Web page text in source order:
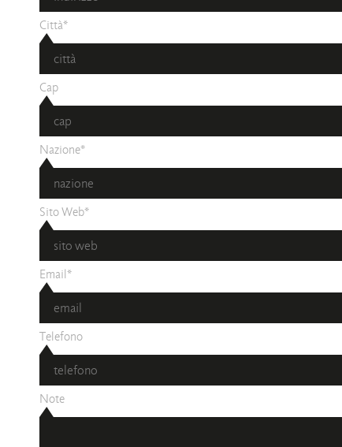
Città*
Cap
Nazione*
Sito Web*
Email*
Telefono
Note